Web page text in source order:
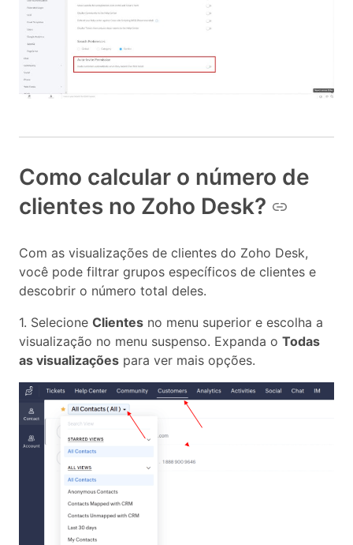
Como calcular o número de
clientes no Zoho Desk?
Com as visualizações de clientes do Zoho Desk,
você pode filtrar grupos específicos de clientes e
descobrir o número total deles.
1. Selecione Clientes no menu superior e escolha a
visualização no menu suspenso. Expanda o Todas
as visualizações para ver mais opções.